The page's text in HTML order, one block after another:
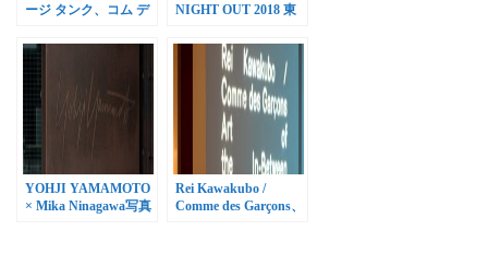
ージ タンク、コム デ
示販売
NIGHT OUT 2018 東
YOHJI YAMAMOTO
× Mika Ninagawa写真
Rei Kawakubo /
Comme des Garçons、